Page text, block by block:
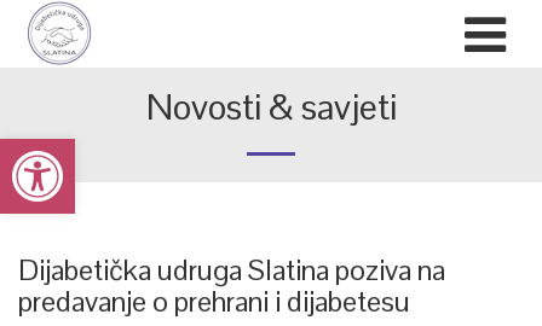
Open toolbar
Novosti & savjeti
Dijabetička udruga Slatina poziva na
predavanje o prehrani i dijabetesu